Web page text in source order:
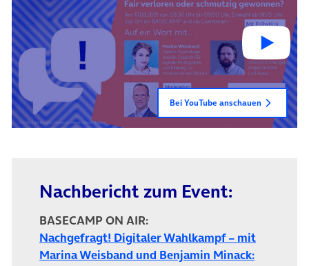
Bei YouTube anschauen
Nachbericht zum Event:
BASECAMP ON AIR:
Nachgefragt! Digitaler Wahlkampf – mit
Marina Weisband und Benjamin Minack: